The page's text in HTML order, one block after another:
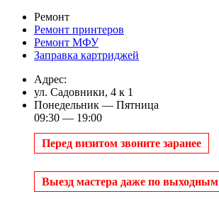
Ремонт
Ремонт принтеров
Ремонт МФУ
Заправка картриджей
Адрес:
ул. Садовники, 4 к 1
Понедельник — Пятница
09:30 — 19:00
Перед визитом звоните заранее
Выезд мастера даже по выходным